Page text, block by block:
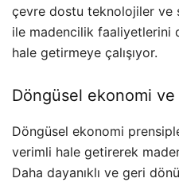
çevre dostu teknolojiler ve
ile madencilik faaliyetlerini
hale getirmeye çalışıyor.
Döngüsel ekonomi
Döngüsel ekonomi
verimli hale getirerek
Daha dayanıklı ve geri